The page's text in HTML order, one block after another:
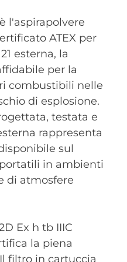
l'aspirapolvere
ATEX per
esterna, la
per la
combustibili nelle
di esplosione.
testata e
rappresenta
sul
in ambienti
di atmosfere
Ex h tb IIIC
la piena
filtro in cartuccia